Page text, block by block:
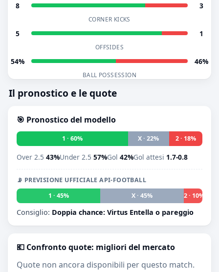
8 3
CORNER KICKS
5 1
OFFSIDES
54% 46%
BALL POSSESSION
Il pronostico e le quote
🎯 Pronostico del modello
1 · 60% X · 22% 2 · 18%
Over 2.5 43%Under 2.5 57%Gol 42%Gol attesi 1.7-0.8
📡 PREVISIONE UFFICIALE API-FOOTBALL
1 · 45%
X · 45% 2 · 10%
Consiglio: Doppia chance: Virtus Entella o pareggio
💶 Confronto quote: migliori del mercato
Quote non ancora disponibili per questo match.